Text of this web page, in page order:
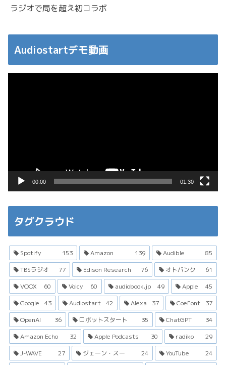
ラジオで局を超え初コラボ
Audiostartデモ動画
00:00 01:30
タグクラウド
Spotify 153 Amazon 139 Audible
85
TBSラジオ
77 Edison Research 76 オトバンク
61
VOOX
60 Voicy 60 audiobook.jp 49 Apple
45
Google
43 Audiostart 42 Alexa 37 CoeFont
37
OpenAI
36 ロボットスタート 35 ChatGPT
34
Amazon Echo
32 Apple Podcasts 30 radiko
29
J-WAVE
27 ジェーン・スー 24 YouTube
24